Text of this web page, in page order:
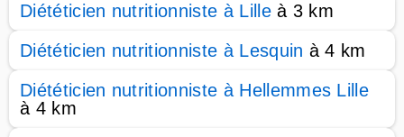
Diététicien nutritionniste à Lilleà 3 km
Diététicien nutritionniste à Lesquin à 4 km
Diététicien nutritionniste à Hellemmes Lille
à 4 km